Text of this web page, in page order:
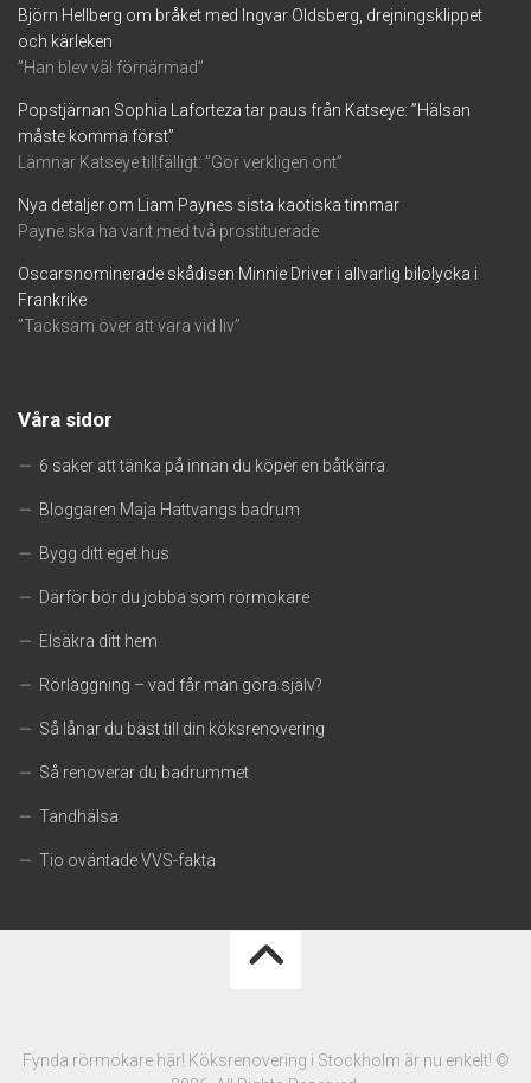
Björn Hellberg om bråket med Ingvar Oldsberg, drejningsklippet
och kärleken
”Han blev väl förnärmad”
Popstjärnan Sophia Laforteza tar paus från Katseye: ”Hälsan
måste komma först”
Lämnar Katseye tillfälligt: ”Gör verkligen ont”
Nya detaljer om Liam Paynes sista kaotiska timmar
Payne ska ha varit med två prostituerade
Oscarsnominerade skådisen Minnie Driver i allvarlig bilolycka i
Frankrike
”Tacksam över att vara vid liv”
Våra sidor
6 saker att tänka på innan du köper en båtkärra
Bloggaren Maja Hattvangs badrum
Bygg ditt eget hus
Därför bör du jobba som rörmokare
Elsäkra ditt hem
Rörläggning – vad får man göra själv?
Så lånar du bäst till din köksrenovering
Så renoverar du badrummet
Tandhälsa
Tio oväntade VVS-fakta
Fynda rörmokare här! Köksrenovering i Stockholm är nu enkelt! ©